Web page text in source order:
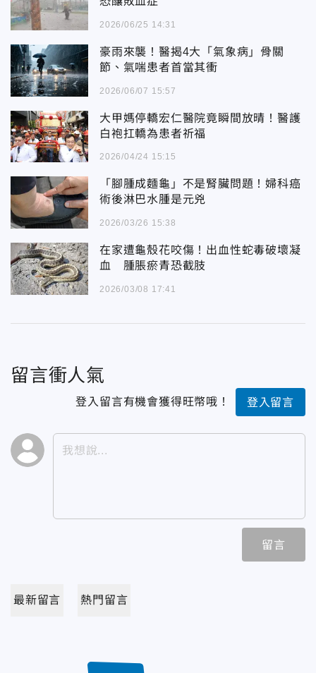
2026/06/25 14:31
豪雨來襲！醫揭4大「氣象病」骨關
節、氣喘患者首當其衝
2026/06/07 15:57
大甲媽停轎宏仁醫院竟瞬間放晴！醫護
白袍扛轎為患者祈福
2026/04/24 15:15
「腳腫成麵龜」不是腎臟問題！婦科癌
術後淋巴水腫是元兇
2026/03/26 15:38
在家遭龜殼花咬傷！出血性蛇毒破壞凝
血 腫脹瘀青恐截肢
2026/03/08 17:41
留言衝人氣
登入留言有機會獲得旺幣哦！ 登入留言
留言
最新留言 熱門留言